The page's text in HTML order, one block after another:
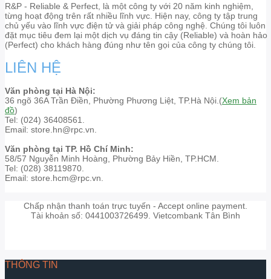
R&P - Reliable & Perfect, là một công ty với 20 năm kinh nghiệm,
từng hoạt động trên rất nhiều lĩnh vực. Hiện nay, công ty tập trung
chủ yếu vào lĩnh vực điện tử và giải pháp công nghệ. Chúng tôi luôn
đặt mục tiêu đem lại một dịch vụ đáng tin cậy (Reliable) và hoàn hảo
(Perfect) cho khách hàng đúng như tên gọi của công ty chúng tôi.
LIÊN HỆ
Văn phòng tại Hà Nội:
36 ngõ 36A Trần Điền, Phường Phương Liệt, TP.Hà Nội.(Xem bản
đồ)
Tel: (024) 36408561.
Email: store.hn@rpc.vn.
Văn phòng tại TP. Hồ Chí Minh:
58/57 Nguyễn Minh Hoàng, Phường Bảy Hiền, TP.HCM.
Tel: (028) 38119870.
Email: store.hcm@rpc.vn.
Chấp nhận thanh toán trực tuyến - Accept online payment.
Tài khoản số: 0441003726499. Vietcombank Tân Bình
THÔNG TIN